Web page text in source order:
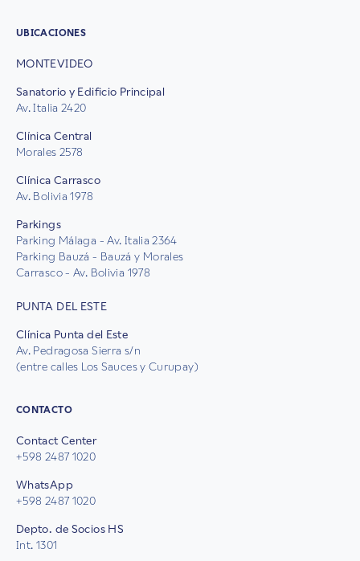
UBICACIONES
MONTEVIDEO
Sanatorio y Edificio Principal
Av. Italia 2420
Clínica Central
Morales 2578
Clínica Carrasco
Av. Bolivia 1978
Parkings
Parking Málaga - Av. Italia 2364
Parking Bauzá - Bauzá y Morales
Carrasco - Av. Bolivia 1978
PUNTA DEL ESTE
Clínica Punta del Este
Av. Pedragosa Sierra s/n
(entre calles Los Sauces y Curupay)
CONTACTO
Contact Center
+598 2487 1020
WhatsApp
+598 2487 1020
Depto. de Socios HS
Int. 1301